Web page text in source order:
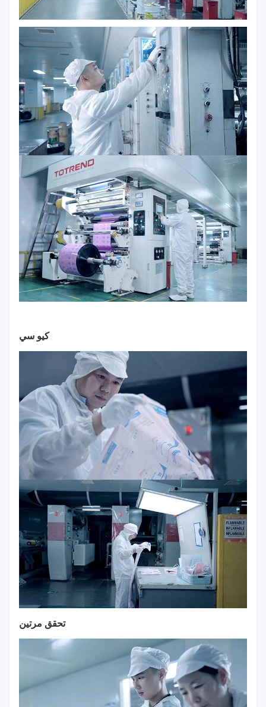
كيو سي
تحقق مرتين